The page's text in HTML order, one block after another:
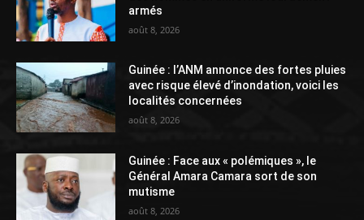
armés
août 8, 2026
Guinée : l’ANM annonce des fortes pluies
avec risque élevé d’inondation, voici les
localités concernées
août 8, 2026
Guinée : Face aux « polémiques », le
Général Amara Camara sort de son
mutisme
août 8, 2026